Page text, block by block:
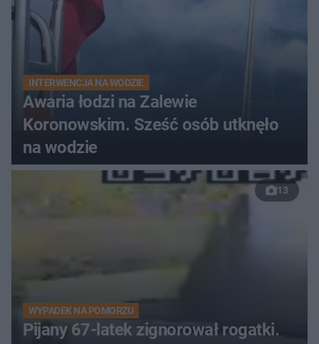
INTERWENCJA NA WODZIE
Awaria łodzi na Zalewie
Koronowskim. Sześć osób utknęło
na wodzie
13
WYPADEK NA POMORZU
Pijany 67-latek zignorował rogatki.